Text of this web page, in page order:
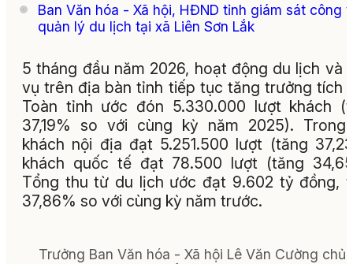
Ban Văn hóa - Xã hội, HĐND tỉnh giám sát công
quản lý du lịch tại xã Liên Sơn Lắk
5 tháng đầu năm 2026, hoạt động du lịch và
vụ trên địa bàn tỉnh tiếp tục tăng trưởng tích
Toàn tỉnh ước đón 5.330.000 lượt khách
37,19% so với cùng kỳ năm 2025). Trong
khách nội địa đạt 5.251.500 lượt (tăng
khách quốc tế đạt 78.500 lượt (tăng
Tổng thu từ du lịch ước đạt 9.602 tỷ đồng,
37,86% so với cùng kỳ năm trước.
Trưởng Ban Văn hóa - Xã hội Lê Văn Cường chủ